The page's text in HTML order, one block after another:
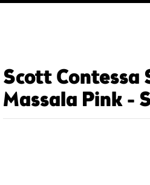
Scott Contessa
Massala Pink -